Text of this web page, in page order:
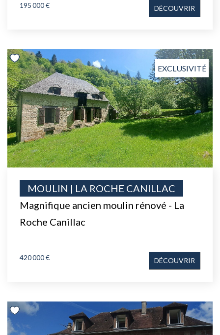
195 000 € DÉCOUVRIR
EXCLUSIVITÉ
Magnifique ancien moulin rénové - La
Roche Canillac
MOULIN | LA ROCHE CANILLAC
420 000 € DÉCOUVRIR